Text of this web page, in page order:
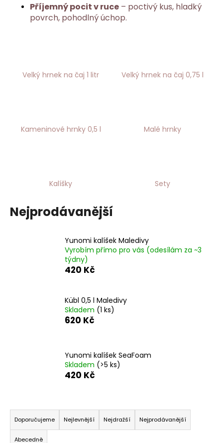
Příjemný pocit v ruce – poctivý kus, hladký
povrch, pohodlný úchop.
Velký hrnek na čaj 1 litr Velký hrnek na čaj 0,75 l
Kameninové hrnky 0,5 l Malé hrnky
Kalíšky Sety
Nejprodávanější
Yunomi kalíšek Maledivy
Vyrobím přímo pro vás (odesílám za ~3
týdny)
420 Kč
Kübl 0,5 l Maledivy
Skladem (1 ks)
620 Kč
Yunomi kalíšek SeaFoam
Skladem (>5 ks)
420 Kč
Ř
a
z
Doporučujeme Nejlevnější Nejdražší Nejprodávanější
Abecedně